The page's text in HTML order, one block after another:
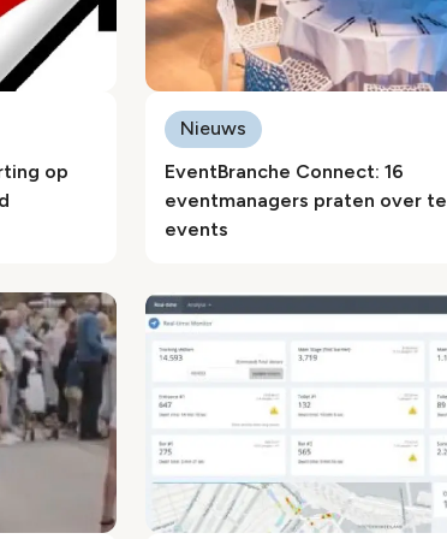
op
EventBranche Connect: 16
eventmanagers praten over
events
Nieuws